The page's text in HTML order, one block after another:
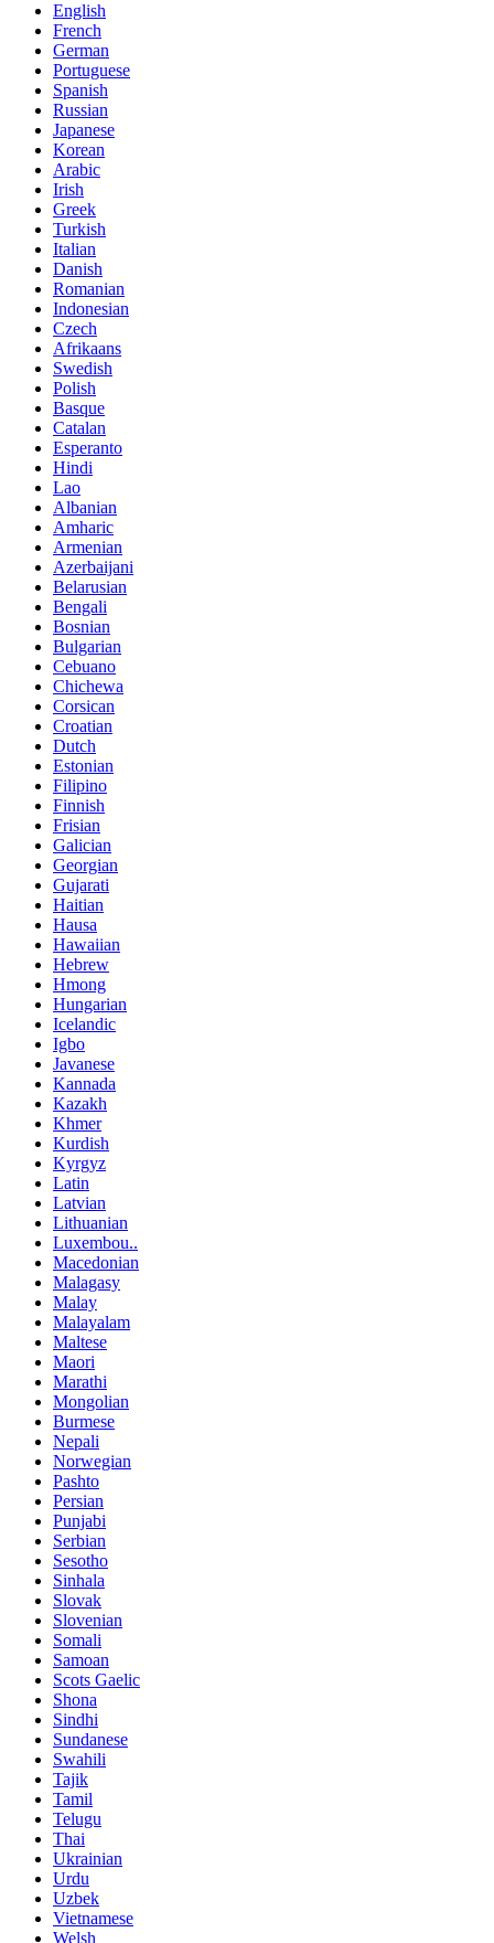
English
French
German
Portuguese
Spanish
Russian
Japanese
Korean
Arabic
Irish
Greek
Turkish
Italian
Danish
Romanian
Indonesian
Czech
Afrikaans
Swedish
Polish
Basque
Catalan
Esperanto
Hindi
Lao
Albanian
Amharic
Armenian
Azerbaijani
Belarusian
Bengali
Bosnian
Bulgarian
Cebuano
Chichewa
Corsican
Croatian
Dutch
Estonian
Filipino
Finnish
Frisian
Galician
Georgian
Gujarati
Haitian
Hausa
Hawaiian
Hebrew
Hmong
Hungarian
Icelandic
Igbo
Javanese
Kannada
Kazakh
Khmer
Kurdish
Kyrgyz
Latin
Latvian
Lithuanian
Luxembou..
Macedonian
Malagasy
Malay
Malayalam
Maltese
Maori
Marathi
Mongolian
Burmese
Nepali
Norwegian
Pashto
Persian
Punjabi
Serbian
Sesotho
Sinhala
Slovak
Slovenian
Somali
Samoan
Scots Gaelic
Shona
Sindhi
Sundanese
Swahili
Tajik
Tamil
Telugu
Thai
Ukrainian
Urdu
Uzbek
Vietnamese
Welsh